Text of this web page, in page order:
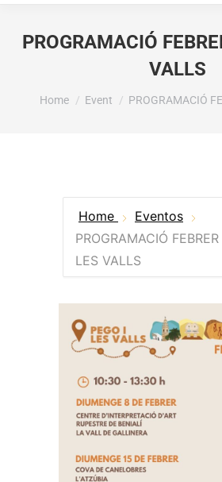
PROGRAMACIÓ
VALLS
You are here:
Home Event PROGRAMACIÓ
Home
Eventos
PROGRAMACIÓ
LES VALLS